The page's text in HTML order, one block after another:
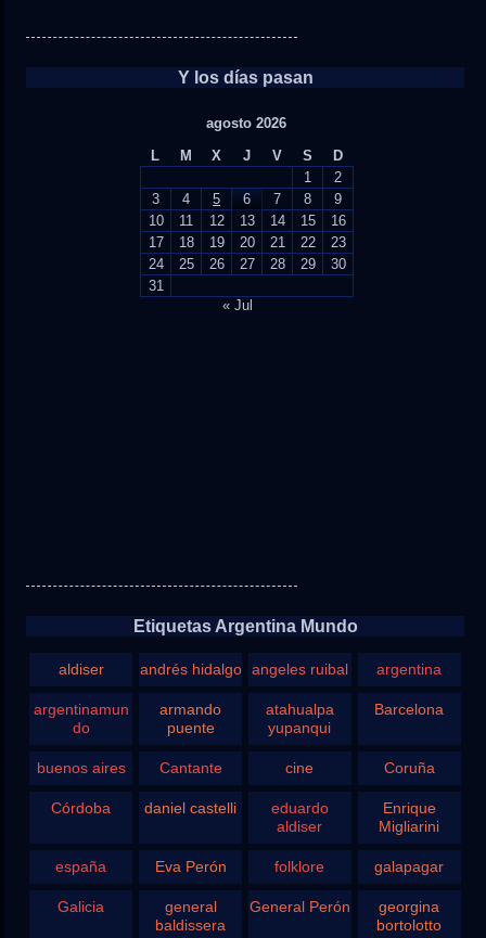
Y los días pasan
agosto 2026
L
M X J V S
D
1
2
3
4 5 6 7 8
9
10
11 12 13 14 15
16
17
18 19 20 21 22
23
24
25 26 27 28 29
30
31
« Jul
Etiquetas Argentina Mundo
aldiser andrés hidalgo angeles ruibal argentina
argentinamun
do
armando
puente
atahualpa
yupanqui
Barcelona
buenos aires Cantante cine Coruña
Córdoba daniel castelli
eduardo
aldiser
Enrique
Migliarini
españa Eva Perón folklore galapagar
Galicia
general
baldissera
General Perón
georgina
bortolotto